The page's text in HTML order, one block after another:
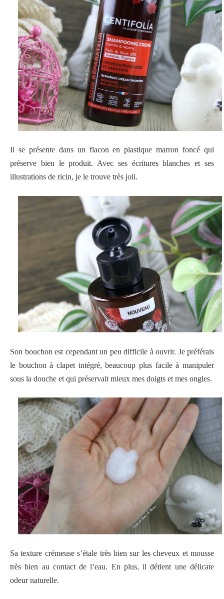
Il se présente dans un flacon en plastique marron foncé qui
préserve bien le produit. Avec ses écritures blanches et ses
illustrations de ricin, je le trouve très joli.
Son bouchon est cependant un peu difficile à ouvrir. Je préférais
le bouchon à clapet intégré, beaucoup plus facile à manipuler
sous la douche et qui préservait mieux mes doigts et mes ongles.
Sa texture crémeuse s’étale très bien sur les cheveux et mousse
très bien au contact de l’eau. En plus, il détient une délicate
odeur naturelle.